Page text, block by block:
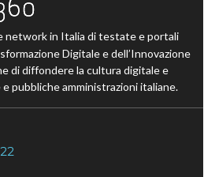
network in Italia di testate e portali
Digitale e dell’Innovazione
di diffondere la cultura digitale e
pubbliche amministrazioni italiane.